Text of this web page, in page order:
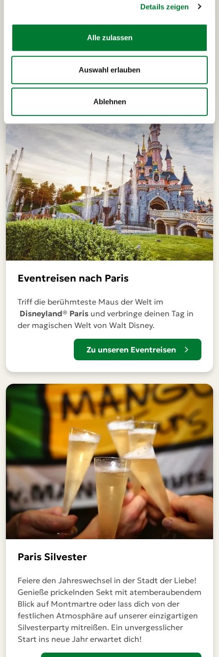
Details zeigen
Alle zulassen
Auswahl erlauben
Ablehnen
Das könnte dich auch
interessieren
Eventreisen nach Paris
Triff die berühmteste Maus der Welt im
Disneyland® Paris und verbringe deinen Tag in
der magischen Welt von Walt Disney.
Zu unseren Eventreisen
Paris Silvester
Feiere den Jahreswechsel in der Stadt der Liebe!
Genieße prickelnden Sekt mit atemberaubendem
Blick auf Montmartre oder lass dich von der
festlichen Atmosphäre auf unserer einzigartigen
Silvesterparty mitreißen. Ein unvergesslicher
Start ins neue Jahr erwartet dich!